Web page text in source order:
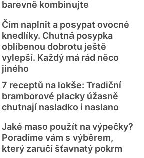
barevně kombinujte
Čím naplnit a posypat ovocné
knedlíky. Chutná posypka
oblíbenou dobrotu ještě
vylepší. Každý má rád něco
jiného
7 receptů na lokše: Tradiční
bramborové placky úžasně
chutnají nasladko i naslano
Jaké maso použít na výpečky?
Poradíme vám s výběrem,
který zaručí šťavnatý pokrm